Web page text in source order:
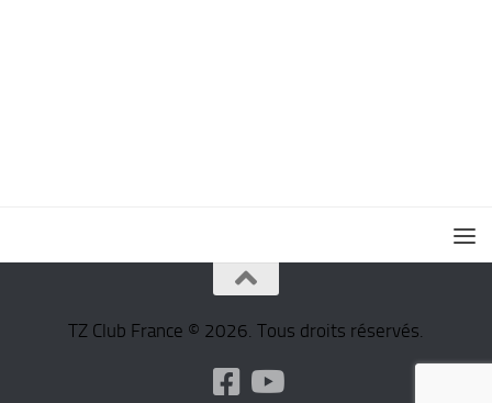
TZ Club France © 2026. Tous droits réservés.